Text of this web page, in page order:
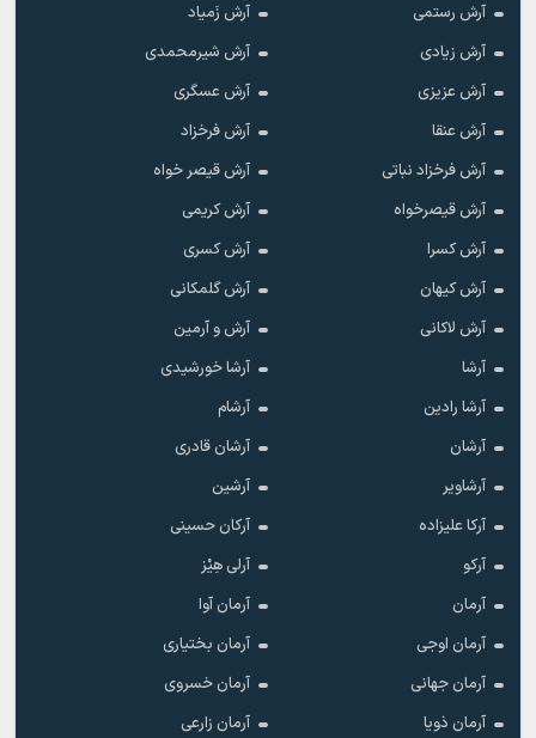
آرش رستمی
آرش زَمیاد
آرش زیادی
آرش شیرمحمدی
آرش عزیزی
آرش عسگری
آرش عنقا
آرش فرخزاد
آرش فرخزاد نباتی
آرش قیصر خواه
آرش قیصرخواه
آرش کریمی
آرش کسرا
آرش کسری
آرش کیهان
آرش گلمکانی
آرش لاکانی
آرش و آرمین
آرشا
آرشا خورشیدی
آرشا رادین
آرشام
آرشان
آرشان قادری
آرشاویر
آرشین
آرکا علیزاده
آرکان حسینی
آرکو
آرلی هِیْز
آرمان
آرمان آوا
آرمان اوجی
آرمان بختیاری
آرمان جهانی
آرمان خسروی
آرمان ذویا
آرمان زارعی